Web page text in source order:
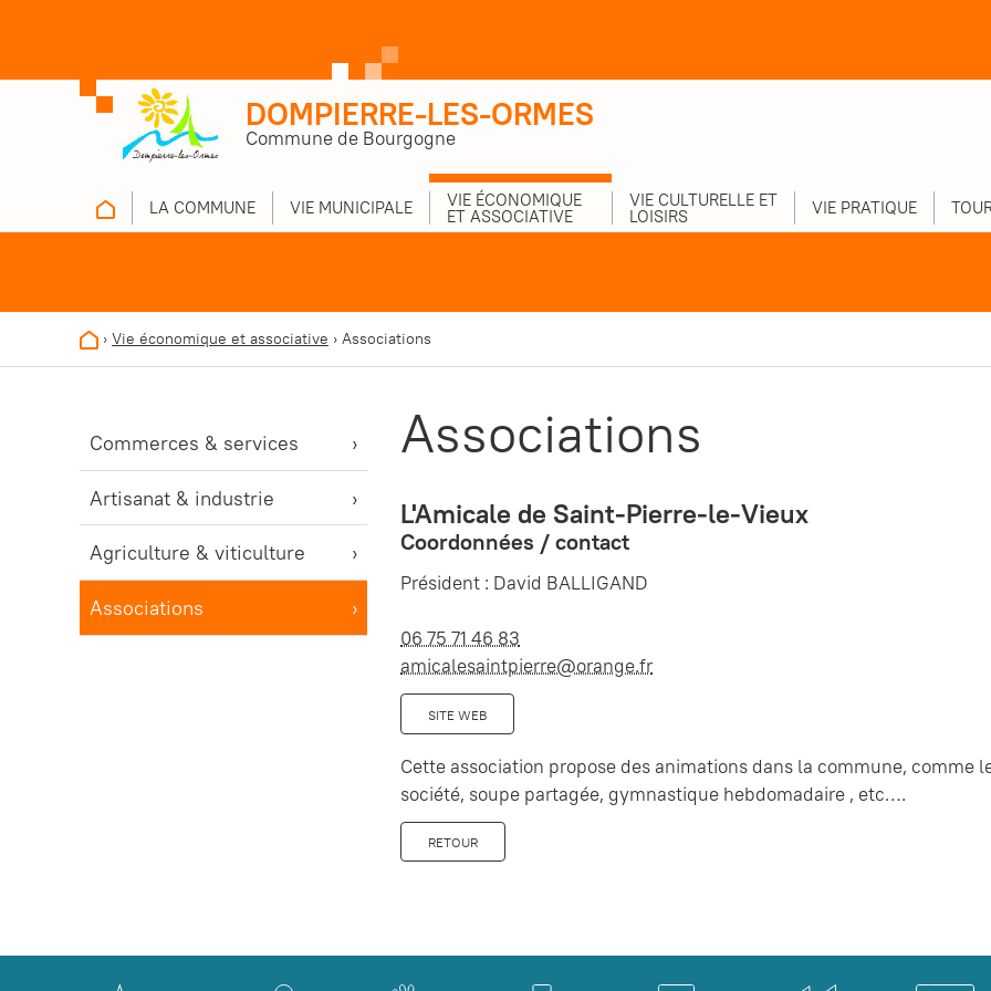
DOMPIERRE-LES-ORMES
Commune de Bourgogne
LA COMMUNE VIE MUNICIPALE VIE ÉCONOMIQUE
ET ASSOCIATIVE
VIE CULTURELLE ET
LOISIRS VIE PRATIQUE
› Vie économique et associative › Associations
Commerces & services
Artisanat & industrie
Agriculture & viticulture
Associations
Associations
L'Amicale de Saint-Pierre-le-Vieux
Coordonnées / contact
Président : David BALLIGAND
06 75 71 46 83
amicalesaintpierre@orange.fr
SITE WEB
Cette association propose des animations dans la commune, comme
société, soupe partagée, gymnastique hebdomadaire , etc….
RETOUR